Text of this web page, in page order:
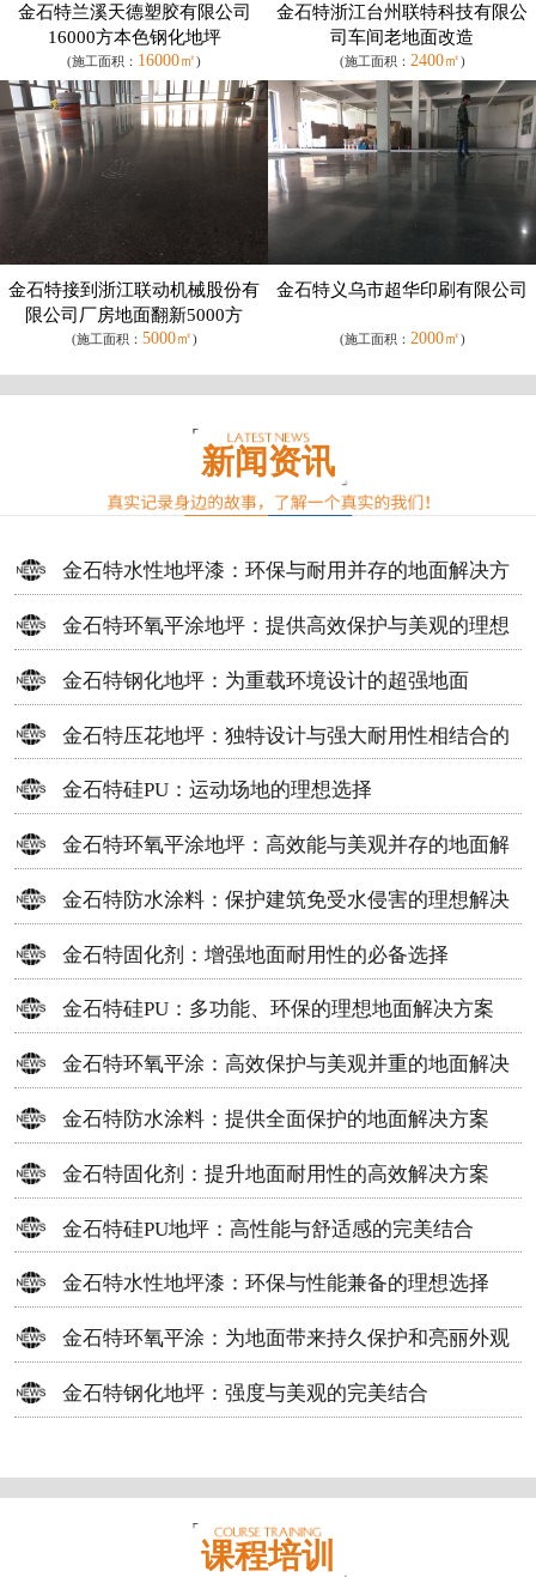
金石特兰溪天德塑胶有限公司
16000方本色钢化地坪
(施工面积： 16000㎡)
金石特浙江台州联特科技有限公
司车间老地面改造
(施工面积： 2400㎡)
金石特接到浙江联动机械股份有
限公司厂房地面翻新5000方
(施工面积： 5000㎡)
金石特义乌市超华印刷有限公司
(施工面积： 2000㎡)
新闻资讯
金石特水性地坪漆：环保与耐用并存的地面解决方
案
金石特环氧平涂地坪：提供高效保护与美观的理想
选择
金石特钢化地坪：为重载环境设计的超强地面
金石特压花地坪：独特设计与强大耐用性相结合的
地面材料
金石特硅PU：运动场地的理想选择
金石特环氧平涂地坪：高效能与美观并存的地面解
决方案
金石特防水涂料：保护建筑免受水侵害的理想解决
方案
金石特固化剂：增强地面耐用性的必备选择
金石特硅PU：多功能、环保的理想地面解决方案
金石特环氧平涂：高效保护与美观并重的地面解决
方案
金石特防水涂料：提供全面保护的地面解决方案
金石特固化剂：提升地面耐用性的高效解决方案
金石特硅PU地坪：高性能与舒适感的完美结合
金石特水性地坪漆：环保与性能兼备的理想选择
金石特环氧平涂：为地面带来持久保护和亮丽外观
金石特钢化地坪：强度与美观的完美结合
课程培训